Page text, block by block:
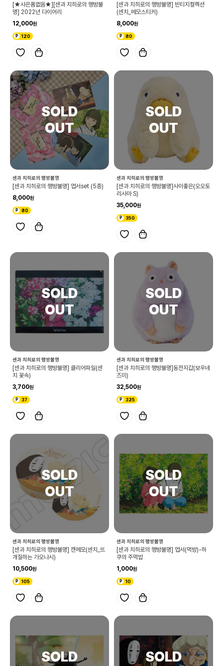
[★사은품없음★][센과 치히로의 행방불
명] 2022년 다이어리
12,000
120
[센과 치히로의 행방불명] 빈티지컬렉션
(센치_메모스티커)
8,000
80
센과 치히로의 행방불명
[센과 치히로의 행방불명] 엽서set (5종)
8,000
80
센과 치히로의 행방불명
[센과 치히로의 행방불명]사이좋은(오오토
리사마 S)
35,000
350
센과 치히로의 행방불명
[센과 치히로의 행방불명] 클리어파일(센
치 꽃속)
3,700
37
센과 치히로의 행방불명
[센과 치히로의 행방불명]동전지갑(보우네
즈미)
32,500
325
센과 치히로의 행방불명
[센과 치히로의 행방불명] 캔메모(센치_뜨
개질하는 가오나시)
10,500
105
센과 치히로의 행방불명
[센과 치히로의 행방불명] 엽서(먹방)-하
쿠의 주먹밥
1,000
10